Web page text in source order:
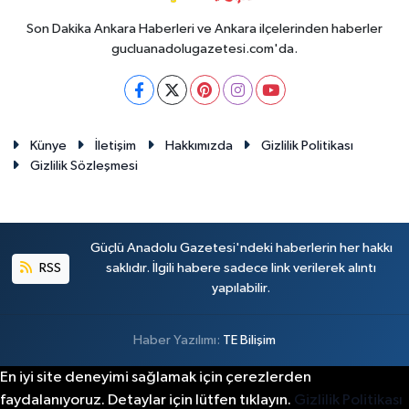
Son Dakika Ankara Haberleri ve Ankara ilçelerinden haberler
gucluanadolugazetesi.com'da.
Künye İletişim Hakkımızda
Gizlilik Politikası
Gizlilik Sözleşmesi
RSS
Güçlü Anadolu Gazetesi'ndeki haberlerin her hakkı
saklıdır. İlgili habere sadece link verilerek alıntı
yapılabilir.
Haber Yazılımı: TE Bilişim
En iyi site deneyimi sağlamak için çerezlerden
faydalanıyoruz. Detaylar için lütfen tıklayın. Gizlilik Politikası